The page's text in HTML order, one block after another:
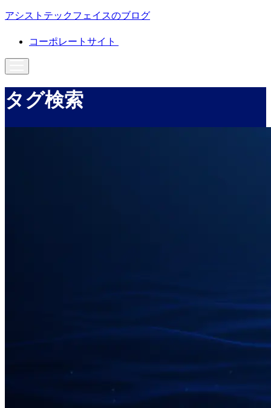
アシストテックフェイスのブログ
コーポレートサイト
タグ検索